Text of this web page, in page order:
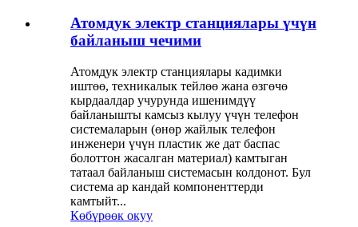
Атомдук электр станциялары үчүн
байланыш чечими
Атомдук электр станциялары кадимки
иштөө, техникалык тейлөө жана өзгөчө
кырдаалдар учурунда ишенимдүү
байланышты камсыз кылуу үчүн телефон
системаларын (өнөр жайлык телефон
инженери үчүн пластик же дат баспас
болоттон жасалган материал) камтыган
татаал байланыш системасын колдонот. Бул
система ар кандай компоненттерди
камтыйт...
Көбүрөөк окуу